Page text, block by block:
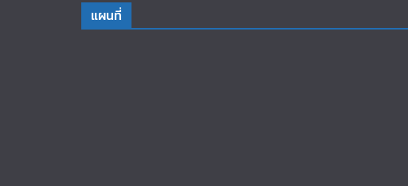
แผนที่